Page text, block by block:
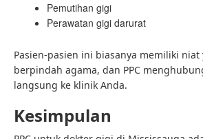
Pemutihan gigi
Perawatan gigi darurat
Pasien-pasien ini biasanya memiliki
berpindah agama, dan PPC
langsung ke klinik Anda.
Kesimpulan